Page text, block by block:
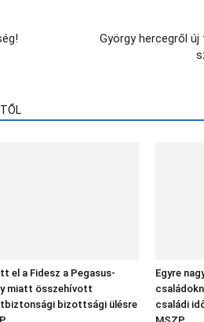
György hercegről
el a Fidesz a Pegasus-
miatt összehívott
bizottsági ülésre
Egyre
családi